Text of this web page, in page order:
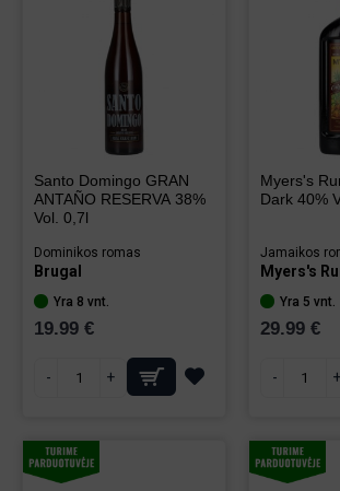
Santo Domingo GRAN
ANTAÑO RESERVA 38%
Vol. 0,7l
Dominikos romas
Brugal
Yra 8 vnt.
19.99 €
- +
Myers's
Dark 40%
Jamaikos
Myers's
Yra 5 vnt.
29.99 €
- +